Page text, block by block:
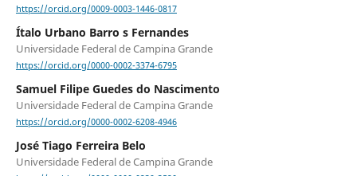
https://orcid.org/0009-0003-1446-0817
Ítalo Urbano Barro s Fernandes
Universidade Federal de Campina Grande
https://orcid.org/0000-0002-3374-6795
Samuel Filipe Guedes do Nascimento
Universidade Federal de Campina Grande
https://orcid.org/0000-0002-6208-4946
José Tiago Ferreira Belo
Universidade Federal de Campina Grande